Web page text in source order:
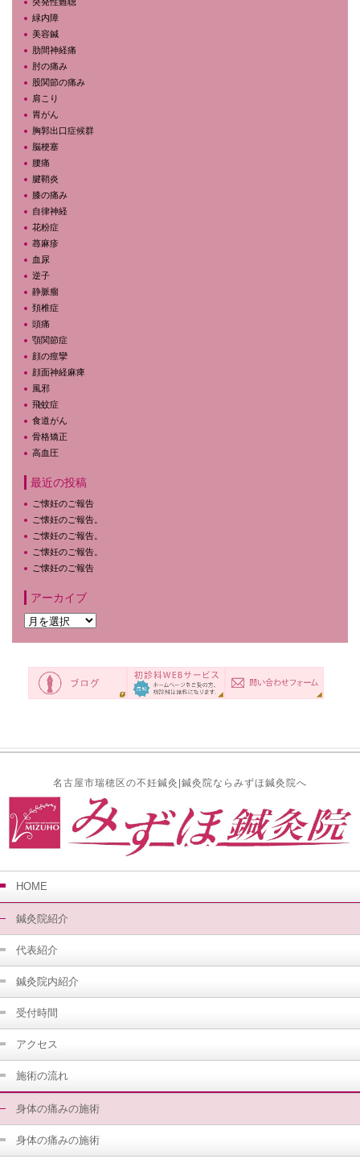
緑内障
美容鍼
肋間神経痛
肘の痛み
股関節の痛み
肩こり
胃がん
胸郭出口症候群
脳梗塞
腰痛
腱鞘炎
膝の痛み
自律神経
花粉症
蕁麻疹
血尿
逆子
静脈瘤
頚椎症
頭痛
顎関節症
顔の痙攣
顔面神経麻痺
風邪
飛蚊症
食道がん
骨格矯正
高血圧
最近の投稿
ご懐妊のご報告
ご懐妊のご報告。
ご懐妊のご報告。
ご懐妊のご報告。
ご懐妊のご報告
アーカイブ
名古屋市瑞穂区の不妊鍼灸|鍼灸院ならみずほ鍼灸院へ
HOME
鍼灸院紹介
代表紹介
鍼灸院内紹介
受付時間
アクセス
施術の流れ
身体の痛みの施術
身体の痛みの施術